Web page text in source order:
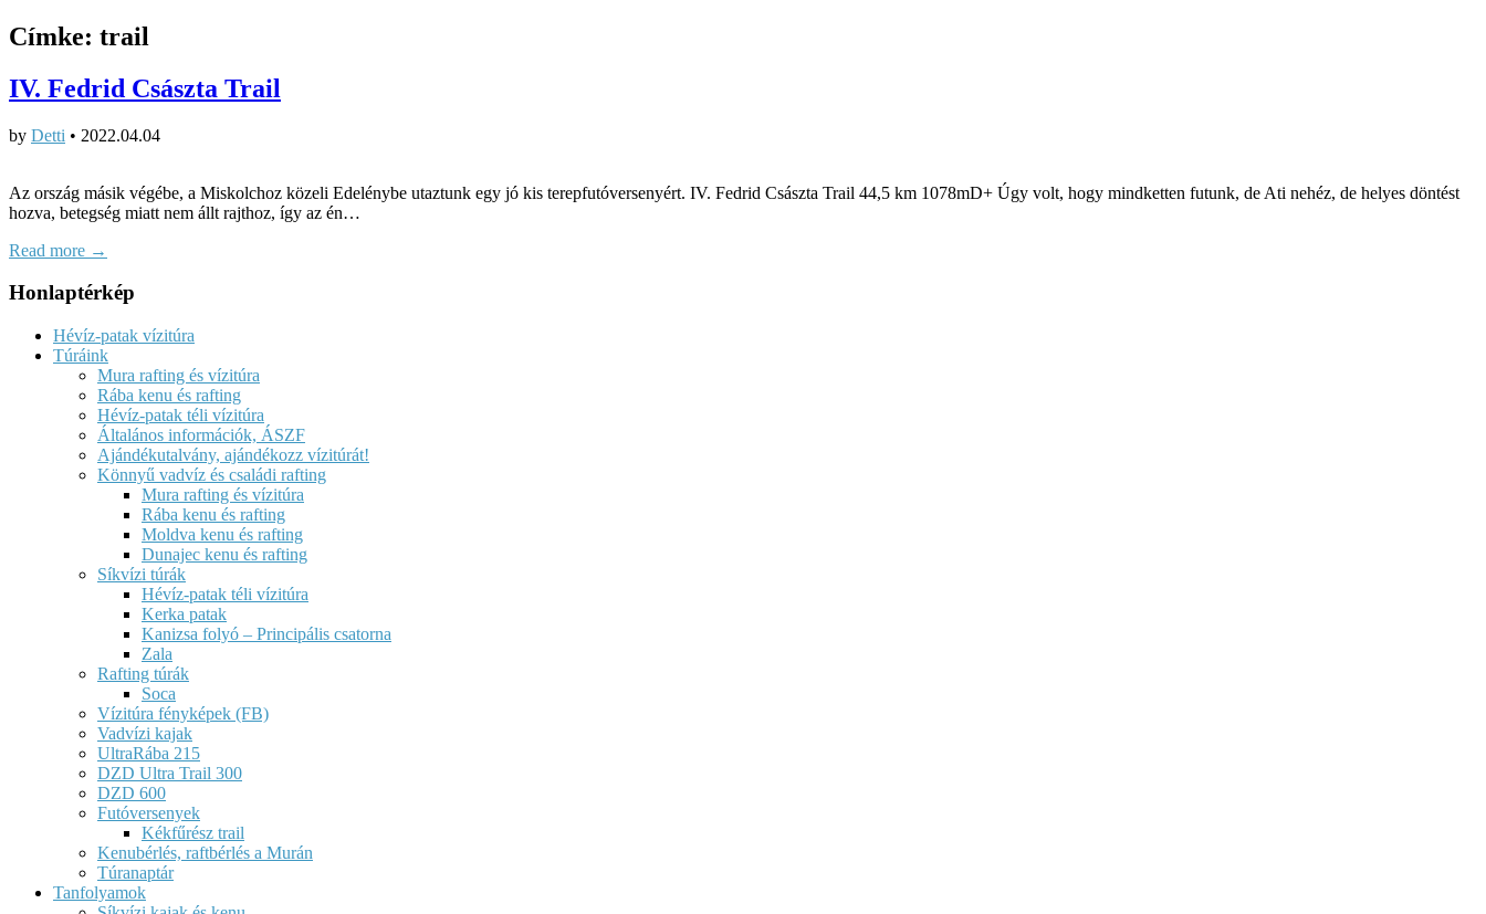
Címke: trail
IV. Fedrid Császta Trail
by Detti • 2022.04.04
Az ország másik végébe, a Miskolchoz közeli Edelénybe utaztunk egy jó kis terepfutóversenyért. IV. Fedrid Császta Trail 44,5 km 1078mD+ Úgy volt, hogy mindketten futunk, de Ati nehéz, de helyes döntést
hozva, betegség miatt nem állt rajthoz, így az én…
Read more →
Honlaptérkép
Hévíz-patak vízitúra
Túráink
Mura rafting és vízitúra
Rába kenu és rafting
Hévíz-patak téli vízitúra
Általános információk, ÁSZF
Ajándékutalvány, ajándékozz vízitúrát!
Könnyű vadvíz és családi rafting
Mura rafting és vízitúra
Rába kenu és rafting
Moldva kenu és rafting
Dunajec kenu és rafting
Síkvízi túrák
Hévíz-patak téli vízitúra
Kerka patak
Kanizsa folyó – Principális csatorna
Zala
Rafting túrák
Soca
Vízitúra fényképek (FB)
Vadvízi kajak
UltraRába 215
DZD Ultra Trail 300
DZD 600
Futóversenyek
Kékfűrész trail
Kenubérlés, raftbérlés a Murán
Túranaptár
Tanfolyamok